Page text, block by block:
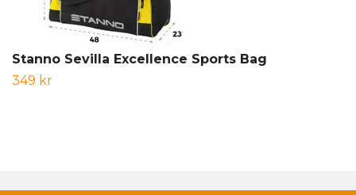
Stanno Sevilla Excellence Sports Bag
349 kr